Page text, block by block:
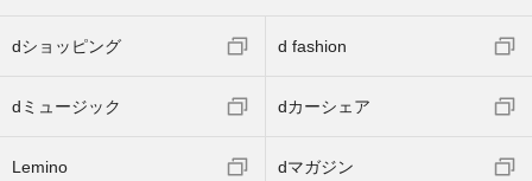
dショッピング d fashion
dミュージック dカーシェア
Lemino dマガジン